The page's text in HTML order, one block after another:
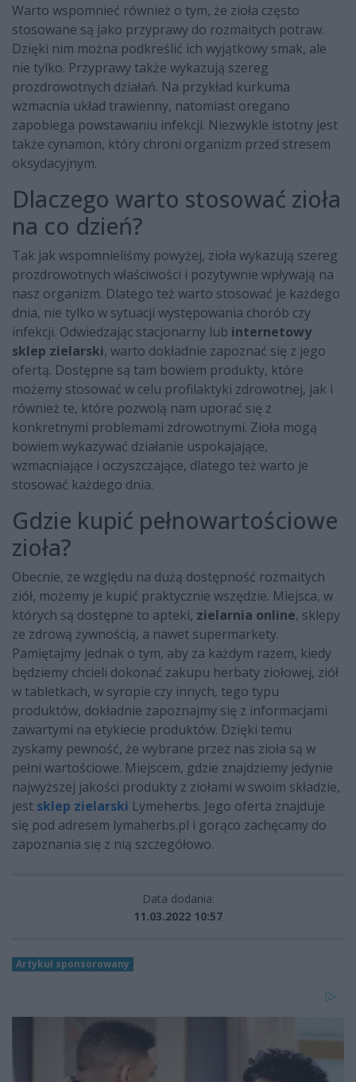
Warto wspomnieć również o tym, że zioła często
stosowane są jako przyprawy do rozmaitych potraw.
Dzięki nim można podkreślić ich wyjątkowy smak, ale
nie tylko. Przyprawy także wykazują szereg
prozdrowotnych działań. Na przykład kurkuma
wzmacnia układ trawienny, natomiast oregano
zapobiega powstawaniu infekcji. Niezwykle istotny jest
także cynamon, który chroni organizm przed stresem
oksydacyjnym.
Dlaczego warto stosować zioła
na co dzień?
Tak jak wspomnieliśmy powyżej, zioła wykazują szereg
prozdrowotnych właściwości i pozytywnie wpływają na
nasz organizm. Dlatego też warto stosować je każdego
dnia, nie tylko w sytuacji występowania chorób czy
infekcji. Odwiedzając stacjonarny lub internetowy
sklep zielarski, warto dokładnie zapoznać się z jego
ofertą. Dostępne są tam bowiem produkty, które
możemy stosować w celu profilaktyki zdrowotnej, jak i
również te, które pozwolą nam uporać się z
konkretnymi problemami zdrowotnymi. Zioła mogą
bowiem wykazywać działanie uspokajające,
wzmacniające i oczyszczające, dlatego też warto je
stosować każdego dnia.
Gdzie kupić pełnowartościowe
zioła?
Obecnie, ze względu na dużą dostępność rozmaitych
ziół, możemy je kupić praktycznie wszędzie. Miejsca, w
których są dostępne to apteki, zielarnia online, sklepy
ze zdrową żywnością, a nawet supermarkety.
Pamiętajmy jednak o tym, aby za każdym razem, kiedy
będziemy chcieli dokonać zakupu herbaty ziołowej, ziół
w tabletkach, w syropie czy innych, tego typu
produktów, dokładnie zapoznajmy się z informacjami
zawartymi na etykiecie produktów. Dzięki temu
zyskamy pewność, że wybrane przez nas zioła są w
pełni wartościowe. Miejscem, gdzie znajdziemy jedynie
najwyższej jakości produkty z ziołami w swoim składzie,
jest sklep zielarski Lymeherbs. Jego oferta znajduje
się pod adresem lymaherbs.pl i gorąco zachęcamy do
zapoznania się z nią szczegółowo.
Data dodania:
11.03.2022 10:57
Artykuł sponsorowany